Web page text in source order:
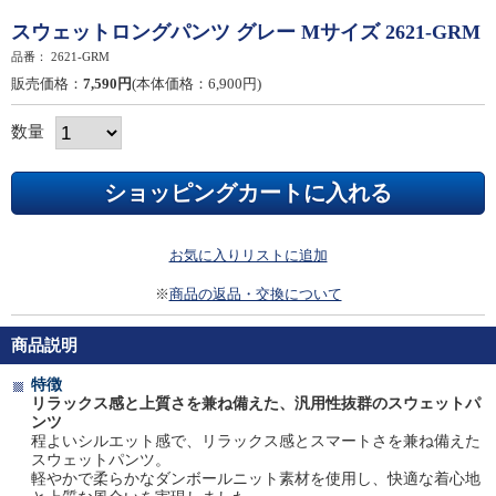
スウェットロングパンツ グレー Mサイズ 2621-GRM
品番： 2621-GRM
販売価格： 7,590円(本体価格：6,900円)
数量
お気に入りリストに追加
※商品の返品・交換について
商品説明
特徴
リラックス感と上質さを兼ね備えた、汎用性抜群のスウェットパ
ンツ
程よいシルエット感で、リラックス感とスマートさを兼ね備えた
スウェットパンツ。
軽やかで柔らかなダンボールニット素材を使用し、快適な着心地